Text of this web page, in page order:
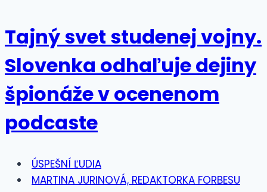
Tajný svet studenej vojny.
Slovenka odhaľuje dejiny
špionáže v ocenenom
podcaste
ÚSPEŠNÍ ĽUDIA
MARTINA JURINOVÁ, REDAKTORKA FORBESU